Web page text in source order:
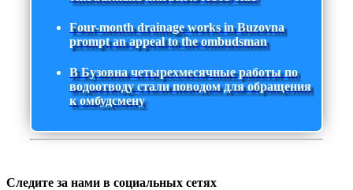
Four-month drainage works in Buzovna
prompt an appeal to the ombudsman
В Бузовна четырехмесячные работы по
водоотводу стали поводом для обращения
к омбудсмену
Следите за нами в социальных сетях